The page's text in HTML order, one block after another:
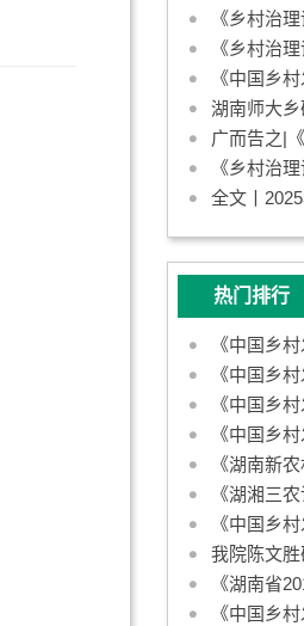
《乡村治
《乡村治
《中国乡
湖南师大
广而告之|
《乡村治
全文丨
热门排行
《中国乡
《中国乡
《中国乡
《中国乡
《湖南新
《湖湘三
《中国乡
我院陈文
《湖南省
《中国乡